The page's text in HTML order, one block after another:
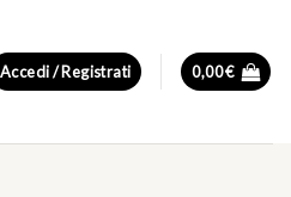
Accedi / Registrati 0,00€